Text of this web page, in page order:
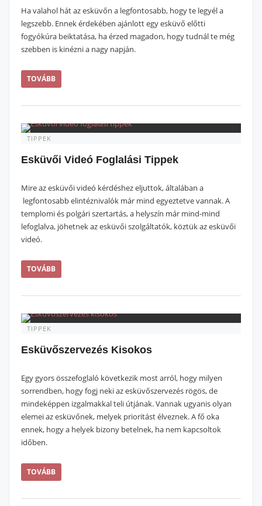
Ha valahol hát az esküvőn a legfontosabb, hogy te legyél a
legszebb. Ennek érdekében ajánlott egy esküvő előtti
fogyókúra beiktatása, ha érzed magadon, hogy tudnál te még
szebben is kinézni a nagy napján.
TOVÁBB
TIPPEK
Esküvői Videó Foglalási Tippek
Mire az esküvői videó kérdéshez eljuttok, általában a
legfontosabb elintéznivalók már mind egyeztetve vannak. A
templomi és polgári szertartás, a helyszín már mind-mind
lefoglalva, jöhetnek az esküvői szolgáltatók, köztük az esküvői
videó.
TOVÁBB
TIPPEK
Esküvőszervezés Kisokos
Egy gyors összefoglaló következik most arról, hogy milyen
sorrendben, hogy fogj neki az esküvőszervezés rögös, de
mindeképpen izgalmakkal teli útjának. Vannak ugyanis olyan
elemei az esküvőnek, melyek prioritást élveznek. A fő oka
ennek, hogy a helyek bizony betelnek, ha nem kapcsoltok
időben.
TOVÁBB